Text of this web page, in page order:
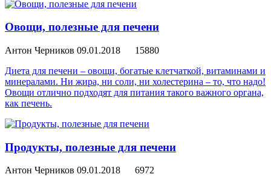
Овощи, полезные для печени
Антон Черников 09.01.2018
15880
Диета для печени – овощи, богатые клетчаткой, витаминами и
минералами. Ни жира, ни соли, ни холестерина – то, что надо!
Овощи отлично подходят для питания такого важного органа,
как печень.
Продукты, полезные для печени
Антон Черников 09.01.2018 6972